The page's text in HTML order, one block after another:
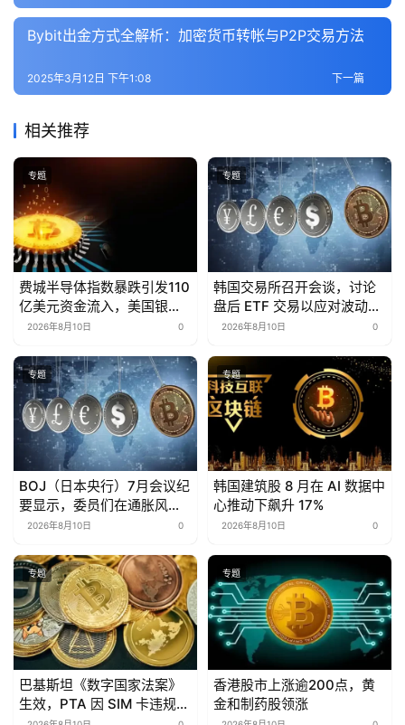
Bybit出金方式全解析：加密货币转帐与P2P交易方法
下一篇
2025年3月12日 下午1:08
相关推荐
专题
费城半导体指数暴跌引发110
亿美元资金流入，美国银行
牛熊指数升至2021年以来最
2026年8月10日 0
专题
韩国交易所召开会谈，讨论
盘后 ETF 交易以应对波动性
担忧
2026年8月10日 0
专题
BOJ（日本央行）7月会议纪
要显示，委员们在通胀风险
下主张加快加息步伐
2026年8月10日 0
专题
韩国建筑股 8 月在 AI 数据中
心推动下飙升 17%
2026年8月10日 0
专题
巴基斯坦《数字国家法案》
生效，PTA 因 SIM 卡违规罚
专题
香港股市上涨逾200点，黄
金和制药股领涨